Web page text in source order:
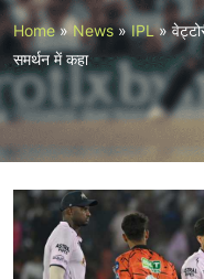
Home»News»IPL»
समर्थन में कहा